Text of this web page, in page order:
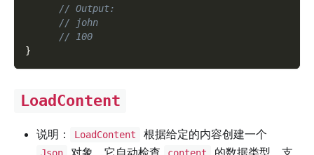
// Output:
// john
// 100
}
LoadContent
说明： LoadContent 根据给定的内容创建一个